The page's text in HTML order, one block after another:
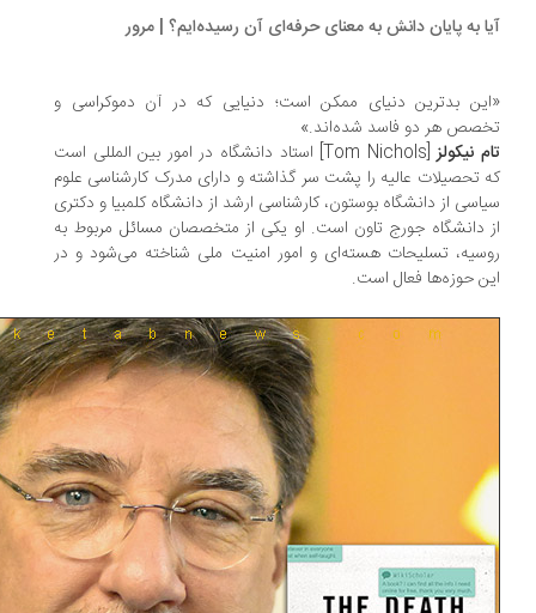
به پایان دانش به معنای حرفه‌ای آن رسیده‌ایم؟ | مرور
بدترین دنیای ممکن است؛ دنیایی که در آن دموکراسی و
هر دو فاسد شده‌اند.»
نیکولز
[Tom Nichols] استاد دانشگاه در امور بین المللی است
تحصیلات عالیه را پشت سر گذاشته و دارای مدرک کارشناسی علوم
از دانشگاه بوستون، کارشناسی ارشد از دانشگاه کلمبیا و دکتری
دانشگاه جورج تاون است. او یکی از متخصصان مسائل مربوط به
تسلیحات هسته‌ای و امور امنیت ملی شناخته می‌شود و در
حوزه‌ها فعال است.